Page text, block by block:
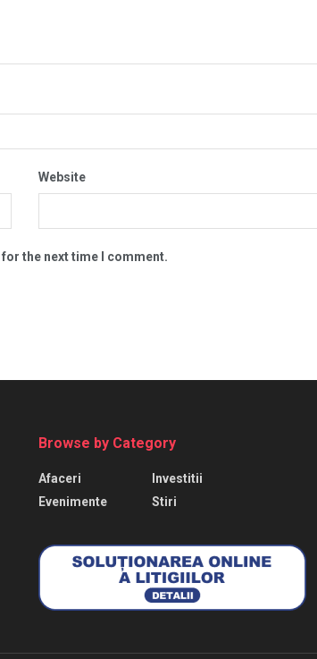
Website
the next time I comment.
Browse by Category
Afaceri
Evenimente
Investitii
Stiri